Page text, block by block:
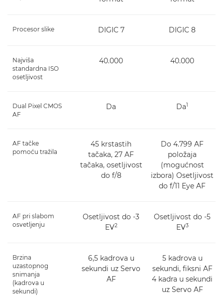
Procesor slike DIGIC 7 DIGIC 8
Najviša
standardna ISO
osetljivost
40.000 40.000
Dual Pixel CMOS
AF
Da Da1
AF tačke
pomoću tražila
45 krstastih
tačaka, 27 AF
tačaka, osetljivost
do f/8
Do 4.799 AF
položaja
(mogućnost
izbora) Osetljivost
do f/11 Eye AF
AF pri slabom
osvetljenju
Osetljivost do -3
EV2
Osetljivost do -5
EV3
Brzina
uzastopnog
snimanja
(kadrova u
sekundi)
6,5 kadrova u
sekundi uz Servo
AF
5 kadrova u
sekundi, fiksni AF
4 kadra u sekundi
uz Servo AF